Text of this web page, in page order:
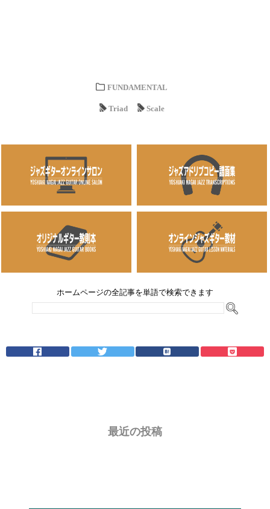
FUNDAMENTAL
Triad Scale
ホームページの全記事を単語で検索できます
最近の投稿